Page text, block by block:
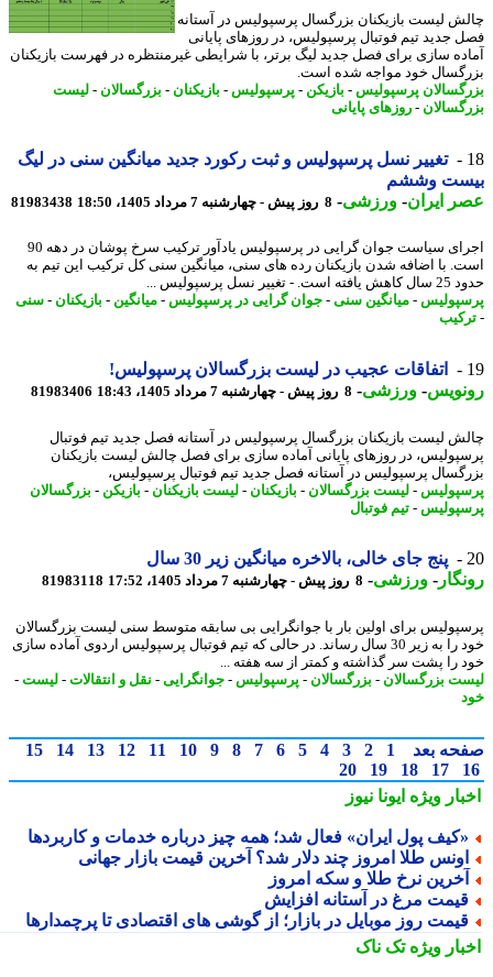
لیست بازیکنان بزرگسال پرسپولیس در آستانه
جدید تیم فوتبال پرسپولیس، در روزهای پایانی
سازی برای فصل جدید لیگ برتر، با شرایطی غیرمنتظره در فهرست بازیکنان
خود مواجه شده است.
پرسپولیس-بازیکن -پرسپولیس-بازیکنان-بزرگسالان-لیست
-روزهای پایانی
تغییر نسل پرسپولیس و ثبت رکورد جدید میانگین سنی در لیگ
وششم
ایران- ورزشی-8 روز پیش - چهارشنبه 7 مرداد 1405، 18:50 81983438
اجرای سیاست جوان گرایی در پرسپولیس یادآور ترکیب سرخ پوشان در دهه 90
با اضافه شدن بازیکنان رده های سنی، میانگین سنی کل ترکیب این تیم به
نسل پرسپولیس ...
-میانگین سنی-جوان گرایی در پرسپولیس-میانگین-بازیکنان-سنی
اتفاقات عجیب در لیست بزرگسالان پرسپولیس!
-ورزشی-8 روز پیش - چهارشنبه 7 مرداد 1405، 18:43 81983406
لیست بازیکنان بزرگسال پرسپولیس در آستانه فصل جدید تیم فوتبال
در روزهای پایانی آماده سازی برای فصل چالش لیست بازیکنان
پرسپولیس در آستانه فصل جدید تیم فوتبال پرسپولیس،
-لیست بزرگسالان-بازیکنان-لیست بازیکنان-بازیکن -بزرگسالان
-تیم فوتبال
پنج جای خالی، بالاخره میانگین زیر 30 سال
-ورزشی-8 روز پیش - چهارشنبه 7 مرداد 1405، 17:52 81983118
برای اولین بار با جوانگرایی بی سابقه متوسط سنی لیست بزرگسالان
خود را به زیر 30 سال رساند. در حالی که تیم فوتبال پرسپولیس اردوی آماده سازی
را پشت سر گذاشته و کمتر از سه هفته ...
بزرگسالان-بزرگسالان-پرسپولیس-جوانگرایی- نقل و انتقالات-لیست-
بعد 1
2
3
4
5
6
7
8
9
10
11
12
13
14
15
17
18
19
20
ویژهایونا نیوز
پول ایران» فعال شد؛ همه چیز درباره خدمات و کاربردها
طلا امروز چند دلار شد؟ آخرین قیمت بازار جهانی
نرخ طلا و سکه امروز
مرغ در آستانه افزایش
روز موبایل در بازار؛ از گوشی های اقتصادی تا پرچمدارها
ویژهتک ناک